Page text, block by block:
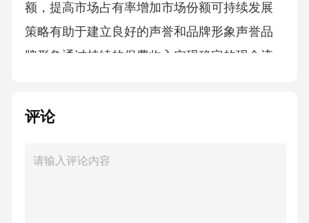
额，提高市场占有率增加市场份额可持续发展
策略有助于建立良好的声誉和品牌形象声誉品
牌形象通过持续的保费收入实现稳定的现金流
和风险管理的重要性市场调研的意义了解竞争
情况分析竞争对手的产品特点和优势，制定差
评论